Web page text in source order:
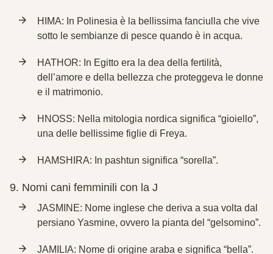
HIMA: In Polinesia è la bellissima fanciulla che vive
sotto le sembianze di pesce quando è in acqua.
HATHOR: In Egitto era la dea della fertilità,
dell’amore e della bellezza che proteggeva le donne
e il matrimonio.
HNOSS: Nella mitologia nordica significa “gioiello”,
una delle bellissime figlie di Freya.
HAMSHIRA: In pashtun significa “sorella”.
9. Nomi cani femminili con la J
JASMINE: Nome inglese che deriva a sua volta dal
persiano Yasmine, ovvero la pianta del “gelsomino”.
JAMILIA: Nome di origine araba e significa “bella”.